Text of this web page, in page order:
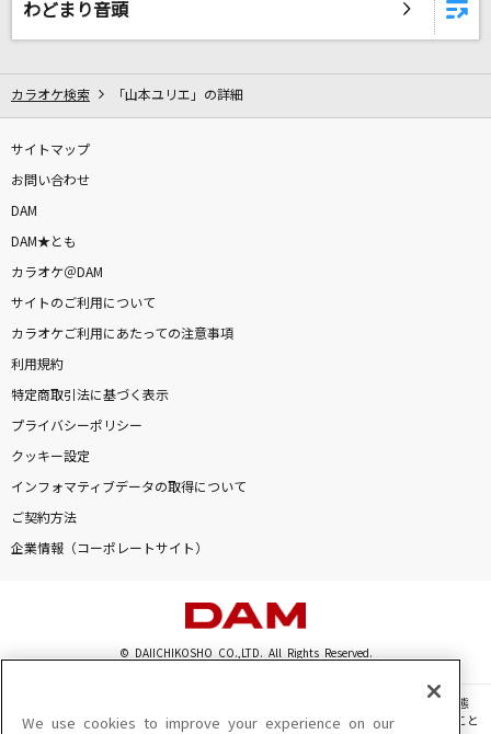
エロ
クリープハイプ
[生音]タッチ
岩崎良美
[生音]終わりなき旅
Mr.Children
Sincerely
TRUE
Yellow Yellow Happy
ポケットビスケッツ
[生音]シンデレラボーイ
DAMの新曲・ランキングなど
わどまり音頭
カラオケ検索 「山本ユリエ」の詳細
サイトマップ
お問い合わせ
DAM
DAM★とも
カラオケ＠DAM
サイトのご利用について
カラオケご利用にあたっての注意事項
利用規約
特定商取引法に基づく表示
プライバシーポリシー
クッキー設定
インフォマティブデータの取得について
ご契約方法
企業情報（コーポレートサイト）
© DAIICHIKOSHO CO.,LTD. All Rights Reserved.
このサイトに掲載されている一切の文章・画像・写真・動画・音声等を、手段や形態
を問わず、著作権法の定める範囲を超えて無断で複製、転載、ファイル化などすること
We use cookies to improve your experience on our